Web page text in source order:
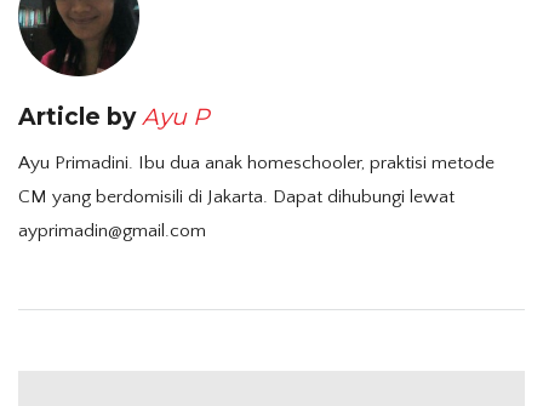
Article byAyu P
Ayu Primadini. Ibu dua anak homeschooler, praktisi metode
CM yang berdomisili di Jakarta. Dapat dihubungi lewat
ayprimadin@gmail.com